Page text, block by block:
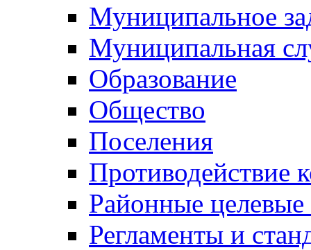
Муниципальное
Муниципальная
Образование
Общество
Поселения
Противодействие
Районные
Регламенты и